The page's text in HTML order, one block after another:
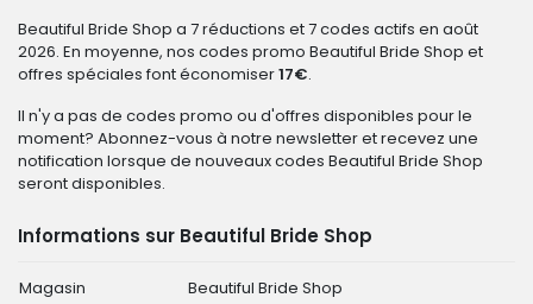
Beautiful Bride Shop a 7 réductions et 7 codes actifs en août
2026. En moyenne, nos codes promo Beautiful Bride Shop et
offres spéciales font économiser17€.
Il n'y a pas de codes promo ou d'offres disponibles pour le
moment? Abonnez-vous à notre newsletter et recevez une
notification lorsque de nouveaux codes Beautiful Bride Shop
seront disponibles.
Informations sur Beautiful Bride Shop
Magasin
Beautiful Bride Shop